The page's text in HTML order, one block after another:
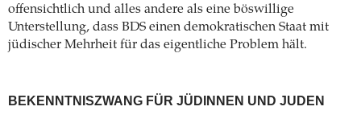
offensichtlich und alles andere als eine böswillige
Unterstellung, dass BDS einen demokratischen Staat mit
jüdischer Mehrheit für das eigentliche Problem hält.
BEKENNTNISZWANG FÜR JÜDINNEN UND JUDEN